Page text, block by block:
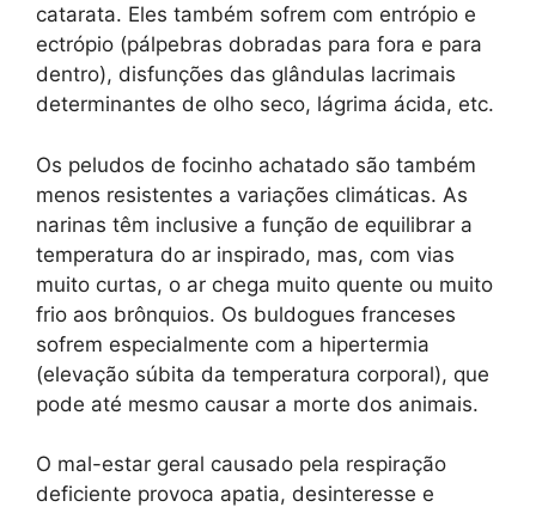
catarata. Eles também sofrem com entrópio e
ectrópio (pálpebras dobradas para fora e para
dentro), disfunções das glândulas lacrimais
determinantes de olho seco, lágrima ácida, etc.
Os peludos de focinho achatado são também
menos resistentes a variações climáticas. As
narinas têm inclusive a função de equilibrar a
temperatura do ar inspirado, mas, com vias
muito curtas, o ar chega muito quente ou muito
frio aos brônquios. Os buldogues franceses
sofrem especialmente com a hipertermia
(elevação súbita da temperatura corporal), que
pode até mesmo causar a morte dos animais.
O mal-estar geral causado pela respiração
deficiente provoca apatia, desinteresse e